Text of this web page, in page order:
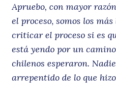
Apruebo, con mayor
el proceso, somos los
criticar el proceso si es
está yendo por un
chilenos esperaron.
arrepentido de lo que